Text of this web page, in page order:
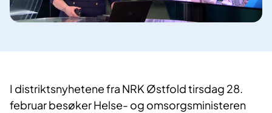
I distriktsnyhetene fra NRK Østfold tirsdag 28.
februar besøker Helse- og omsorgsministeren